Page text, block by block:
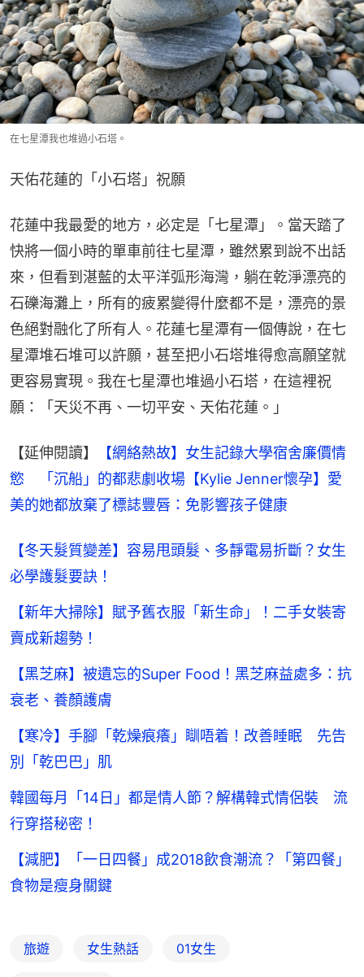
在七星潭我也堆過小石塔。
天佑花蓮的「小石塔」祝願
花蓮中我最愛的地方，必定是「七星潭」。當天踏了
快將一個小時的單車前往七星潭，雖然累到說不出話
來，但看到湛藍的太平洋弧形海灣，躺在乾淨漂亮的
石礫海灘上，所有的疲累變得什麼都不是，漂亮的景
色絕對融化了所有人。花蓮七星潭有一個傳說，在七
星潭堆石堆可以許願，甚至把小石塔堆得愈高願望就
更容易實現。我在七星潭也堆過小石塔，在這裡祝
願：「天災不再、一切平安、天佑花蓮。」
【延伸閱讀】
【網絡熱故】女生記錄大學宿舍廉價情
慾　「沉船」的都悲劇收場 【Kylie Jenner懷孕】愛
美的她都放棄了標誌豐唇：免影響孩子健康
【冬天髮質變差】容易甩頭髮、多靜電易折斷？女生
必學護髮要訣！
【新年大掃除】賦予舊衣服「新生命」！二手女裝寄
賣成新趨勢！
【黑芝麻】被遺忘的Super Food！黑芝麻益處多：抗
衰老、養顏護膚
【寒冷】手腳「乾燥痕癢」瞓唔着！改善睡眠 先告
別「乾巴巴」肌
韓國每月「14日」都是情人節？解構韓式情侶裝 流
行穿搭秘密！
【減肥】「一日四餐」成2018飲食潮流？「第四餐」
食物是瘦身關鍵
旅遊 女生熱話 01女生